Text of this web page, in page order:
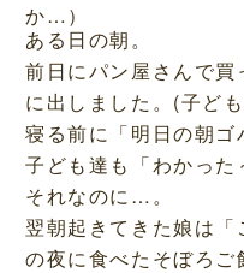
か…）
ある日の朝。
前日にパン屋さんで
に出しました。(子ど
寝る前に「明日の朝ゴ
子ども達も「わかった
それなのに…。
翌朝起きてきた娘は
の夜に食べたそぼろ